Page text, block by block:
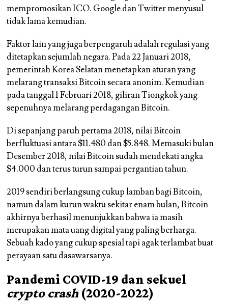
mempromosikan ICO. Google dan Twitter menyusul
tidak lama kemudian.
Faktor lain yang juga berpengaruh adalah regulasi yang
ditetapkan sejumlah negara. Pada 22 Januari 2018,
pemerintah Korea Selatan menetapkan aturan yang
melarang transaksi Bitcoin secara anonim. Kemudian
pada tanggal 1 Februari 2018, giliran Tiongkok yang
sepenuhnya melarang perdagangan Bitcoin.
Di sepanjang paruh pertama 2018, nilai Bitcoin
berfluktuasi antara $11.480 dan $5.848. Memasuki bulan
Desember 2018, nilai Bitcoin sudah mendekati angka
$4.000 dan terus turun sampai pergantian tahun.
2019 sendiri berlangsung cukup lamban bagi Bitcoin,
namun dalam kurun waktu sekitar enam bulan, Bitcoin
akhirnya berhasil menunjukkan bahwa ia masih
merupakan mata uang digital yang paling berharga.
Sebuah kado yang cukup spesial tapi agak terlambat buat
perayaan satu dasawarsanya.
Pandemi COVID-19 dan sekuel
crypto crash(2020-2022)